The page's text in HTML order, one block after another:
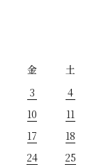
金
土
3
4
10
11
17
18
24
25